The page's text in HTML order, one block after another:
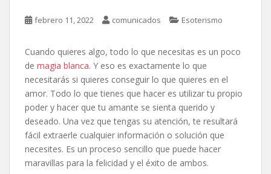
febrero 11, 2022 comunicados Esoterismo
Cuando quieres algo, todo lo que necesitas es un poco
de magia blanca. Y eso es exactamente lo que
necesitarás si quieres conseguir lo que quieres en el
amor. Todo lo que tienes que hacer es utilizar tu propio
poder y hacer que tu amante se sienta querido y
deseado. Una vez que tengas su atención, te resultará
fácil extraerle cualquier información o solución que
necesites. Es un proceso sencillo que puede hacer
maravillas para la felicidad y el éxito de ambos.